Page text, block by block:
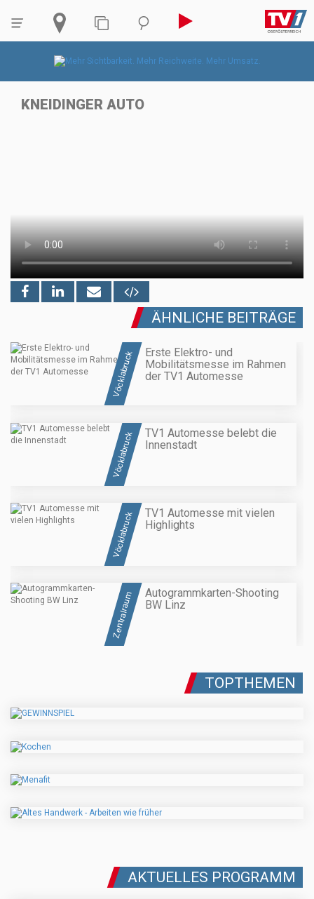
KNEIDINGER AUTO
ÄHNLICHE BEITRÄGE
Vöcklabruck
Erste Elektro- und
Mobilitätsmesse im Rahmen
der TV1 Automesse
Vöcklabruck
TV1 Automesse belebt die
Innenstadt
Vöcklabruck
TV1 Automesse mit vielen
Highlights
Zentralraum
Autogrammkarten-Shooting
BW Linz
TOPTHEMEN
AKTUELLES PROGRAMM